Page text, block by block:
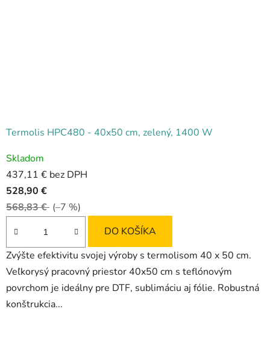
Termolis HPC480 - 40x50 cm, zelený, 1400 W
hodnotenie
produktu
je
5,0
5
hviezdičiek.
Skladom
437,11 € bez DPH
528,90 €
568,83 € (–7 %)
DO KOŠÍKA
Zvýšte efektivitu svojej výroby s termolisom 40 x 50 cm.
Veľkorysý pracovný priestor 40x50 cm s teflónovým
povrchom je ideálny pre DTF, sublimáciu aj fólie. Robustná
konštrukcia...